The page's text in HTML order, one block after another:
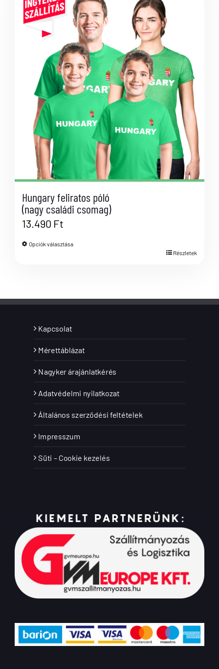
Hungary feliratos póló
(nagy családi csomag)
13.490 Ft
Opciók választása
Részletek
Kapcsolat
Mérettáblázat
Nagyker árajánlatkérés
Adatvédelmi nyilatkozat
Általános szerződési feltételek
Impresszum
Süti – Cookie kezelés